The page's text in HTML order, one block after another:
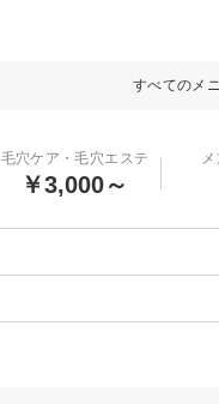
すべてのメ
毛穴ケア・毛穴エステ
￥3,000～